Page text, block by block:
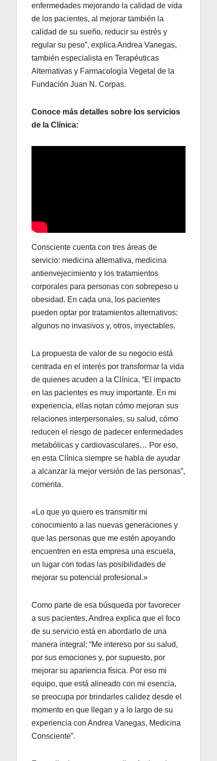
enfermedades mejorando la calidad de vida
de los pacientes, al mejorar también la
calidad de su sueño, reducir su estrés y
regular su peso”, explica Andrea Vanegas,
también especialista en Terapéuticas
Alternativas y Farmacología Vegetal de la
Fundación Juan N. Corpas.
Conoce más detalles sobre los servicios
de la Clínica:
Consciente cuenta con tres áreas de
servicio: medicina alternativa, medicina
antienvejecimiento y los tratamientos
corporales para personas con sobrepeso u
obesidad. En cada una, los pacientes
pueden optar por tratamientos alternativos:
algunos no invasivos y, otros, inyectables.
La propuesta de valor de su negocio está
centrada en el interés por transformar la vida
de quienes acuden a la Clínica. “El impacto
en las pacientes es muy importante. En mi
experiencia, ellas notan cómo mejoran sus
relaciones interpersonales, su salud, cómo
reducen el riesgo de padecer enfermedades
metabólicas y cardiovasculares… Por eso,
en esta Clínica siempre se habla de ayudar
a alcanzar la mejor versión de las personas”,
comenta.
«Lo que yo quiero es transmitir mi
conocimiento a las nuevas generaciones y
que las personas que me estén apoyando
encuentren en esta empresa una escuela,
un lugar con todas las posibilidades de
mejorar su potencial profesional.»
Como parte de esa búsqueda por favorecer
a sus pacientes, Andrea explica que el foco
de su servicio está en abordarlo de una
manera integral: “Me intereso por su salud,
por sus emociones y, por supuesto, por
mejorar su apariencia física. Por eso mi
equipo, que está alineado con mi esencia,
se preocupa por brindarles calidez desde el
momento en que llegan y a lo largo de su
experiencia con Andrea Vanegas, Medicina
Consciente”.